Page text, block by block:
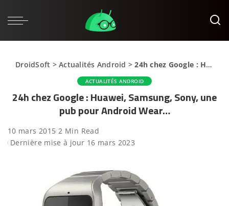
DroidSoft >Actualités Android >24h chez Google : Huawei, Samsung, Sony, une pub pour Android Wear…
ACTUALITÉS ANDROID
24h chez Google : Huawei, Samsung, Sony, une
pub pour Android Wear…
10 mars 2015 2 Min Read
Dernière mise à jour 16 mars 2023